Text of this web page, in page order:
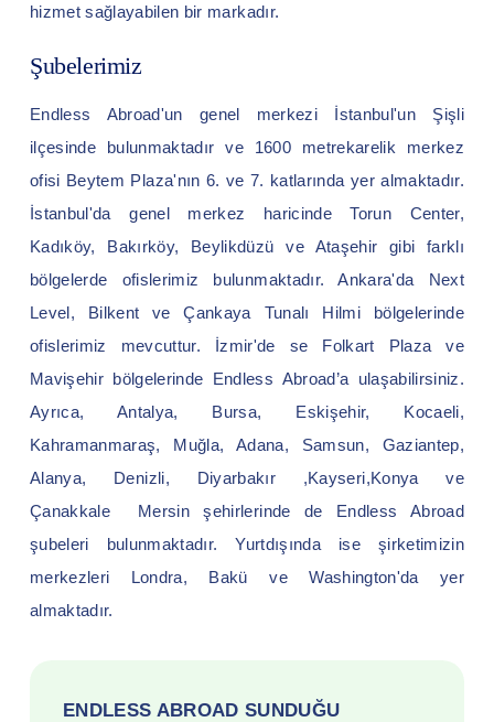
hizmet sağlayabilen bir markadır.
Şubelerimiz
Endless Abroad'un genel merkezi İstanbul'un Şişli
ilçesinde bulunmaktadır ve 1600 metrekarelik merkez
ofisi Beytem Plaza'nın 6. ve 7. katlarında yer almaktadır.
İstanbul'da genel merkez haricinde Torun Center,
Kadıköy, Bakırköy, Beylikdüzü ve Ataşehir gibi farklı
bölgelerde ofislerimiz bulunmaktadır. Ankara'da Next
Level, Bilkent ve Çankaya Tunalı Hilmi bölgelerinde
ofislerimiz mevcuttur. İzmir'de se Folkart Plaza ve
Mavişehir bölgelerinde Endless Abroad’a ulaşabilirsiniz.
Ayrıca, Antalya, Bursa, Eskişehir, Kocaeli,
Kahramanmaraş, Muğla, Adana, Samsun, Gaziantep,
Alanya, Denizli, Diyarbakır ,Kayseri,Konya ve
Çanakkale Mersin şehirlerinde de Endless Abroad
şubeleri bulunmaktadır. Yurtdışında ise şirketimizin
merkezleri Londra, Bakü ve Washington'da yer
almaktadır.
ENDLESS ABROAD SUNDUĞU